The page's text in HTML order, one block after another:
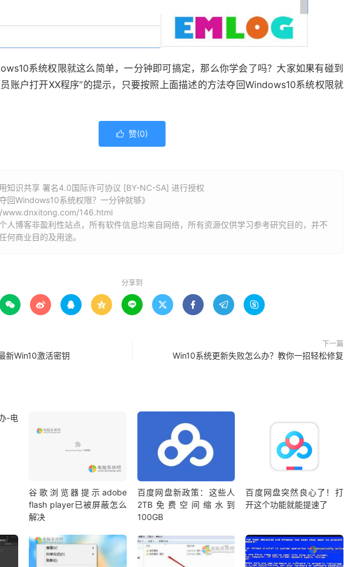
系统权限就这么简单，一分钟即可搞定，那么你学会了吗？大家如果有碰到
账户打开XX程序”的提示，只要按照上面描述的方法夺回Windows10系统权限就
 赞(0)
知识共享 署名4.0国际许可协议 [BY-NC-SA] 进行授权
回Windows10系统权限？一分钟就够》
146.html
人博客非盈利性站点，所有软件信息均来自网络，所有资源仅供学习参考研究目的，并不
何商业目的及用途。
分享到
        
新Win10激活密钥
下一篇
Win10系统更新失败怎么办？教你一招轻松修复
谷歌浏览器提示adobe
flash player已被屏蔽怎么
解决
百度网盘新政策：这些人
2TB免费空间缩水到
100GB
百度网盘突然良心了！打
开这个功能就能提速了